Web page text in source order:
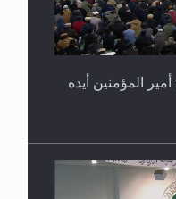
المؤمنين أيده